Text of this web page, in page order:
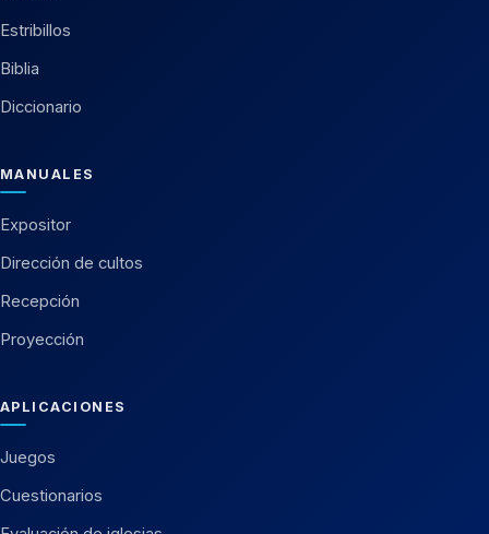
Estribillos
Biblia
Diccionario
MANUALES
Expositor
Dirección de cultos
Recepción
Proyección
APLICACIONES
Juegos
Cuestionarios